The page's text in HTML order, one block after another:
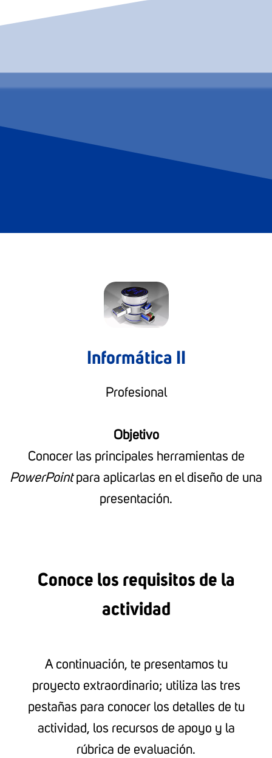
Informática II
Profesional
Objetivo
Conocer las principales herramientas de
PowerPointpara aplicarlas en el diseño de una
presentación.
Conoce los requisitos de la
actividad
A continuación, te presentamos tu
proyecto extraordinario; utiliza las tres
pestañas para conocer los detalles de tu
actividad, los recursos de apoyo y la
rúbrica de evaluación.